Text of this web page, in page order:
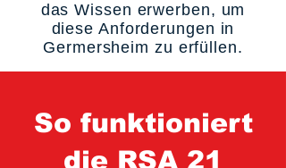
das Wissen erwerben, um
diese Anforderungen in
Germersheim zu erfüllen.
So funktioniert
die RSA 21